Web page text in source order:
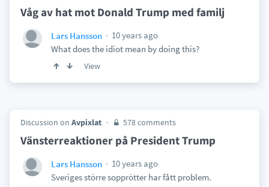
Våg av hat mot Donald Trump med familj
Lars Hansson
10 years ago
What does the idiot mean by doing this?
View
Discussion on Avpixlat 578 comments
Vänsterreaktioner på President Trump
Lars Hansson
10 years ago
Sveriges större sopprötter har fått problem.